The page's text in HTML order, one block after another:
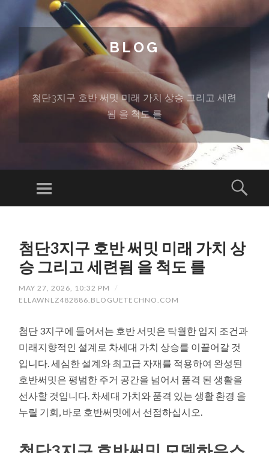
BLOG
첨단3지구 호반 써밋 미래 가치 상승 그리고 세련
됨 을 척도 를
Menu
첨단3지구 호반 써밋 미래 가치 상
승 그리고 세련됨 을 척도 를
MAY 27, 2026, 10:32 PM
/
ELLAWNLZ482886.BLOGUETECHNO.COM
첨단 3지구에 들어서는 호반 서밋은 탁월한 입지 조건과
미래지향적인 설계로 차세대 가치 상승를 이끌어갈 것
입니다. 세심한 설계와 최고급 자재를 적용하여 완성된
호반써밋은 평범한 주거 공간을 넘어서 품격 된 생활을
선사할 것입니다. 차세대 가치와 품격 있는 생활 환경 을
누릴 기회, 바로 호반써밋에서 선점하십시오.